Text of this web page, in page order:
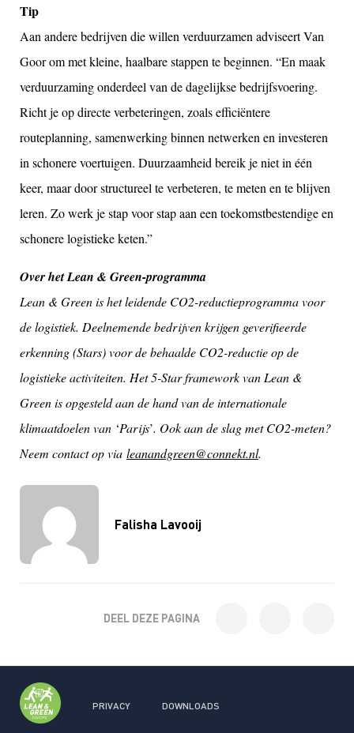
Falisha Lavooij
Tip
Aan andere bedrijven die willen verduurzamen adviseert Van
Goor om met kleine, haalbare stappen te beginnen. “En maak
verduurzaming onderdeel van de dagelijkse bedrijfsvoering.
Richt je op directe verbeteringen, zoals efficiëntere
routeplanning, samenwerking binnen netwerken en investeren
in schonere voertuigen. Duurzaamheid bereik je niet in één
keer, maar door structureel te verbeteren, te meten en te blijven
leren. Zo werk je stap voor stap aan een toekomstbestendige en
schonere logistieke keten.”
Over het Lean & Green-programma
Lean & Green is het leidende CO2-reductieprogramma voor
de logistiek. Deelnemende bedrijven krijgen geverifieerde
erkenning (Stars) voor de behaalde CO2-reductie op de
logistieke activiteiten. Het 5-Star framework van Lean &
Green is opgesteld aan de hand van de internationale
klimaatdoelen van ‘Parijs’. Ook aan de slag met CO2-meten?
Neem contact op via leanandgreen@connekt.nl.
DEEL DEZE PAGINA
PRIVACY DOWNLOADS